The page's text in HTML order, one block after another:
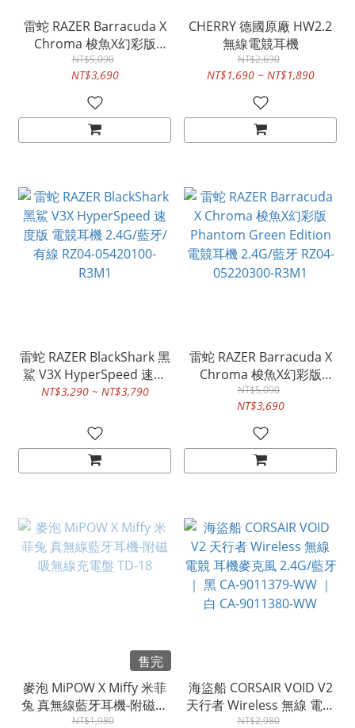
雷蛇 RAZER Barracuda X
Chroma 梭魚X幻彩版
Phantom(白) 電競耳機
2.4G/藍牙 RZ04-
05220400-R3M1
NT$5,090
NT$3,690
CHERRY 德國原廠 HW2.2
無線電競耳機
NT$2,690
NT$1,690 ~ NT$1,890
雷蛇 RAZER BlackShark 黑
鯊 V3X HyperSpeed 速度
版 電競耳機 2.4G/藍牙/有
NT$3,290 ~ NT$3,790
雷蛇 RAZER Barracuda X
Chroma 梭魚X幻彩版
Phantom Green Edition
電競耳機 2.4G/藍牙 RZ04-
05220300-R3M1
NT$5,090
NT$3,690
售完
麥泡 MiPOW X Miffy 米菲
兔 真無線藍牙耳機-附磁吸
無線充電盤 TD-18
NT$1,980
海盜船 CORSAIR VOID V2
天行者 Wireless 無線 電競
耳機麥克風 2.4G/藍牙｜ 黑
NT$2,980